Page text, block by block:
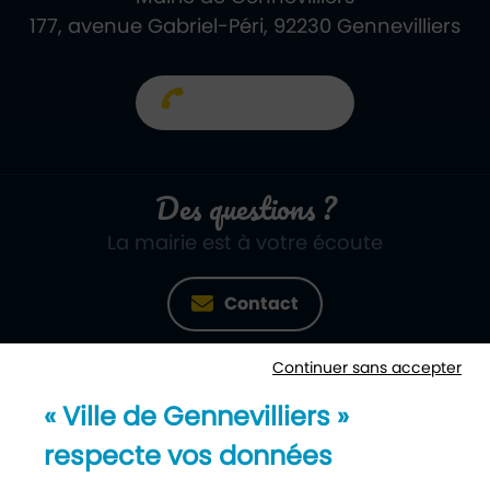
177, avenue Gabriel-Péri, 92230 Gennevilliers
Des questions ?
La mairie est à votre écoute
Contact
Newsletter
Continuer sans accepter
« Ville de Gennevilliers »
respecte vos données